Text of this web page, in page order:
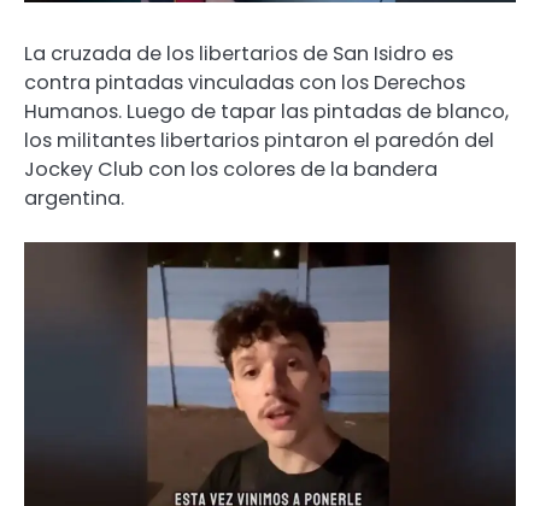
La cruzada de los libertarios de San Isidro es
contra pintadas vinculadas con los Derechos
Humanos. Luego de tapar las pintadas de blanco,
los militantes libertarios pintaron el paredón del
Jockey Club con los colores de la bandera
argentina.